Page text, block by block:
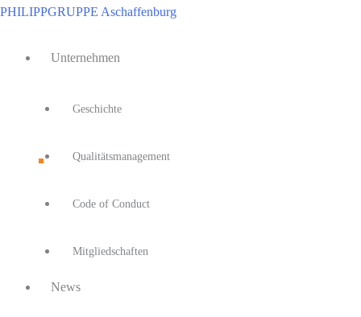
Zum
springen
PHILIPPGRUPPE Aschaffenburg
Unternehmen
Geschichte
Qualitätsmanagement
Code of Conduct
Mitgliedschaften
News